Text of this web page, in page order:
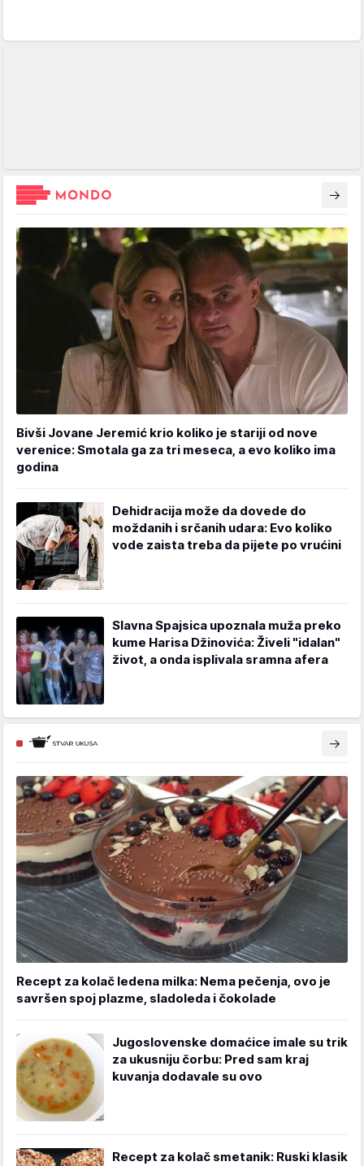
Bivši Jovane Jeremić krio koliko je stariji od nove
verenice: Smotala ga za tri meseca, a evo koliko ima
godina
Dehidracija može da dovede do
moždanih i srčanih udara: Evo koliko
vode zaista treba da pijete po vrućini
Slavna Spajsica upoznala muža preko
kume Harisa Džinovića: Živeli "idalan"
život, a onda isplivala sramna afera
Recept za kolač ledena milka: Nema pečenja, ovo je
savršen spoj plazme, sladoleda i čokolade
Jugoslovenske domaćice imale su trik
za ukusniju čorbu: Pred sam kraj
kuvanja dodavale su ovo
Recept za kolač smetanik: Ruski klasik